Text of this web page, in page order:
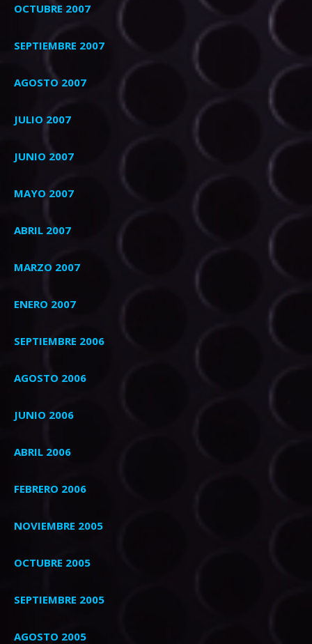
OCTUBRE 2007
SEPTIEMBRE 2007
AGOSTO 2007
JULIO 2007
JUNIO 2007
MAYO 2007
ABRIL 2007
MARZO 2007
ENERO 2007
SEPTIEMBRE 2006
AGOSTO 2006
JUNIO 2006
ABRIL 2006
FEBRERO 2006
NOVIEMBRE 2005
OCTUBRE 2005
SEPTIEMBRE 2005
AGOSTO 2005